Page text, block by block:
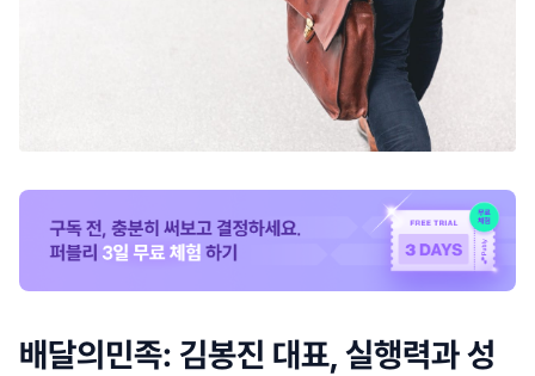
배달의민족: 김봉진 대표, 실행력과 성